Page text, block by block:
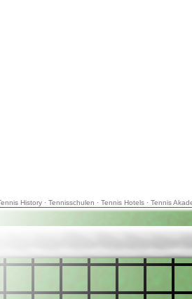
History· Tennisschulen · Tennis Hotels · Tennis